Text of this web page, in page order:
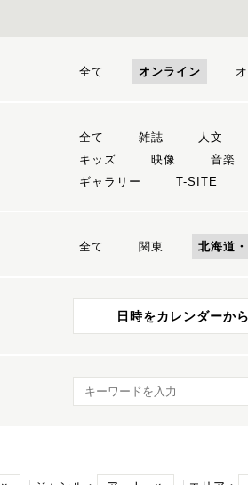
全て オンライン
全て 雑誌 人文
キッズ
映像 音楽
ギャラリー
T-SITE
全て 関東 北海道
日時をカレンダーか
キーワード検索